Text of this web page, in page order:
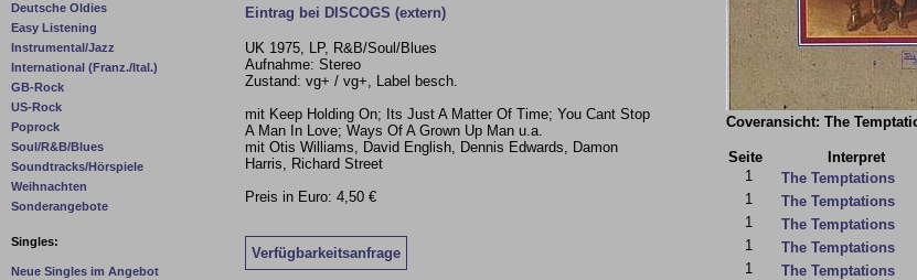
Deutsche Oldies
Easy Listening
Instrumental/Jazz
International (Franz./Ital.)
GB-Rock
US-Rock
Poprock
Soul/R&B/Blues
Soundtracks/Hörspiele
Weihnachten
Sonderangebote
Singles:
Neue Singles im Angebot
Eintrag bei DISCOGS (extern)
UK 1975, LP, R&B/Soul/Blues
Aufnahme: Stereo
Zustand: vg+ / vg+, Label besch.
mit Keep Holding On; Its Just A Matter Of Time; You Cant Stop
A Man In Love; Ways Of A Grown Up Man u.a.
mit Otis Williams, David English, Dennis Edwards, Damon
Harris, Richard Street
Preis in Euro: 4,50 €
Verfügbarkeitsanfrage
Coveransicht: The
Seite Interpret
1
The Temptations
1
The Temptations
1
The Temptations
1
The Temptations
1
The Temptations